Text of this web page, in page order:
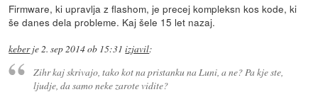
Firmware, ki upravlja z flashom, je precej kompleksn kos kode, ki
še danes dela probleme. Kaj šele 15 let nazaj.
keberje2. sep 2014 ob 15:31 izjavil:
Zihr kaj skrivajo, tako kot na pristanku na Luni, a ne? Pa kje ste,
ljudje, da samo neke zarote vidite?